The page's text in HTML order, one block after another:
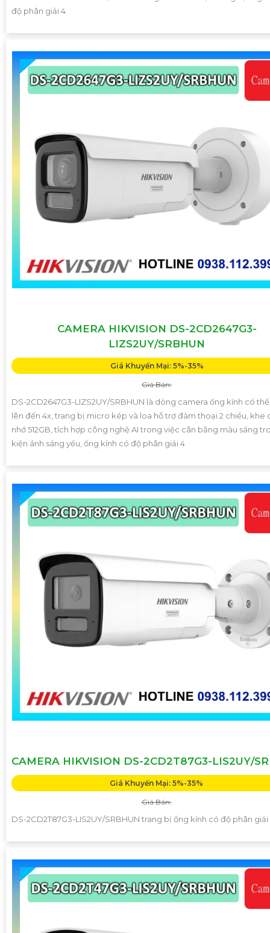
độ phân giải 4
CAMERA HIKVISION DS-2CD2647G3-
LIZS2UY/SRBHUN
Giá Khuyến Mại: 5%-35%
Giá Bán:
DS-2CD2647G3-LIZS2UY/SRBHUN là dòng camera ống kính có
lên đến 4x, trang bị micro kép và loa hỗ trợ đàm thoại 2 chiều, khe
nhớ 512GB, tích hợp công nghệ AI trong việc cân bằng màu sáng
kiện ánh sáng yếu, ống kính có độ phân giải 4
CAMERA HIKVISION DS-2CD2T87G3-LIS2UY/
Giá Khuyến Mại: 5%-35%
Giá Bán:
DS-2CD2T87G3-LIS2UY/SRBHUN trang bị ống kính có độ phân giải